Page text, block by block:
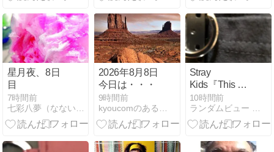
イド【オンラ
インは9/7】
星月夜、8日
目
7時間前
2026年8月8日
今日は・・・
9時間前
Stray
Kids『This &
That』成熟の
秀作、ラップ
多めもグラミ
門』不適格で
10時間前